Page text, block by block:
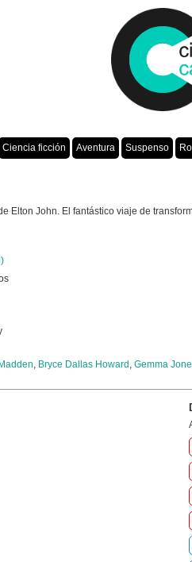
Ciencia ficción Aventura Suspenso
Elton John. El fantástico viaje de
, Bryce Dallas Howard , Gemma